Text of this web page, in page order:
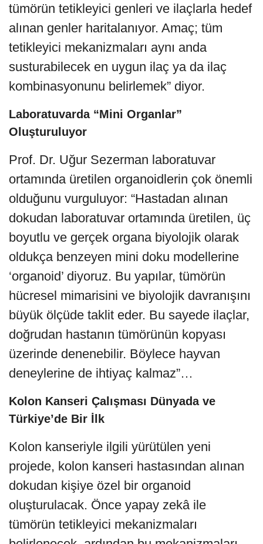
tümörün tetikleyici genleri ve ilaçlarla hedef
alınan genler haritalanıyor. Amaç; tüm
tetikleyici mekanizmaları aynı anda
susturabilecek en uygun ilaç ya da ilaç
kombinasyonunu belirlemek” diyor.
Laboratuvarda “Mini Organlar”
Oluşturuluyor
Prof. Dr. Uğur Sezerman laboratuvar
ortamında üretilen organoidlerin çok önemli
olduğunu vurguluyor: “Hastadan alınan
dokudan laboratuvar ortamında üretilen, üç
boyutlu ve gerçek organa biyolojik olarak
oldukça benzeyen mini doku modellerine
‘organoid’ diyoruz. Bu yapılar, tümörün
hücresel mimarisini ve biyolojik davranışını
büyük ölçüde taklit eder. Bu sayede ilaçlar,
doğrudan hastanın tümörünün kopyası
üzerinde denenebilir. Böylece hayvan
deneylerine de ihtiyaç kalmaz”…
Kolon Kanseri Çalışması Dünyada ve
Türkiye’de Bir İlk
Kolon kanseriyle ilgili yürütülen yeni
projede, kolon kanseri hastasından alınan
dokudan kişiye özel bir organoid
oluşturulacak. Önce yapay zekâ ile
tümörün tetikleyici mekanizmaları